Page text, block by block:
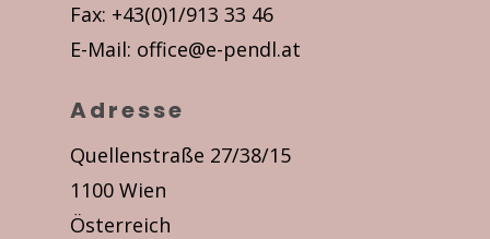
Fax: +43(0)1/913 33 46
E-Mail: office@e-pendl.at
Adresse
Quellenstraße 27/38/15
1100 Wien
Österreich